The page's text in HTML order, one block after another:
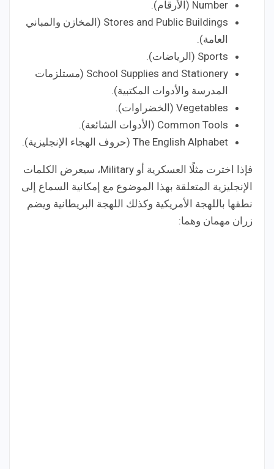
Number (الأرقام).
Stores and Public Buildings (المخازن والمباني
العامة).
Sports (الرياضات).
School Supplies and Stationery (مستلزمات
المدرسة والأدوات المكتبية).
Vegetables (الخضراوات).
Common Tools (الأدوات الشائعة).
The English Alphabet (حروف الهجاء الإنجليزية).
فإذا اخترت مثلًا العسكرية أو Military، سيعرض الكلمات
الإنجليزية المتعلقة بهذا الموضوع مع إمكانية السماع إلى
نطقها باللهجة الأمريكية وكذلك اللهجة البريطانية ويضم
زران مهمان وهما: